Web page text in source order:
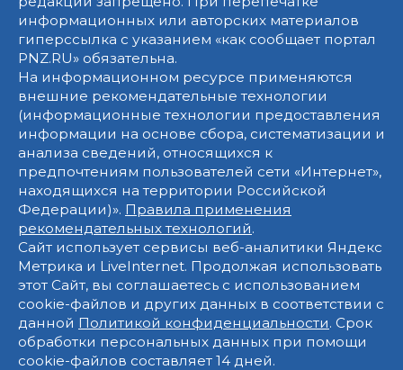
информационных или авторских материалов
гиперссылка с указанием «как сообщает портал
PNZ.RU» обязательна.
На информационном ресурсе применяются
внешние рекомендательные технологии
(информационные технологии предоставления
информации на основе сбора, систематизации и
анализа сведений, относящихся к
предпочтениям пользователей сети «Интернет»,
находящихся на территории Российской
Федерации)». Правила применения
рекомендательных технологий.
Сайт использует сервисы веб-аналитики Яндекс
Метрика и LiveInternet. Продолжая использовать
этот Сайт, вы соглашаетесь с использованием
cookie-файлов и других данных в соответствии с
данной Политикой конфиденциальности. Срок
обработки персональных данных при помощи
cookie-файлов составляет 14 дней.